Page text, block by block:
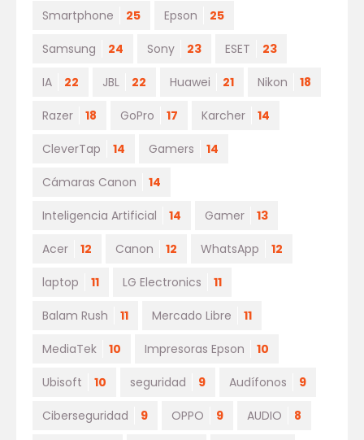
Smartphone 25 Epson 25
Samsung 24 Sony 23 ESET 23
IA 22 JBL 22 Huawei 21 Nikon 18
Razer 18 GoPro 17 Karcher 14
CleverTap 14 Gamers 14
Cámaras Canon 14
Inteligencia Artificial 14 Gamer 13
Acer 12 Canon 12 WhatsApp 12
laptop 11 LG Electronics 11
Balam Rush 11 Mercado Libre 11
MediaTek 10 Impresoras Epson 10
Ubisoft 10 seguridad 9 Audífonos 9
Ciberseguridad 9 OPPO 9 AUDIO 8